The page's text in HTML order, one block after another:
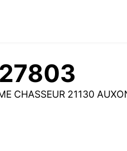
CHASSEUR 21130